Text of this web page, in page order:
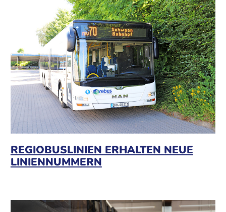
REGIOBUSLINIEN ERHALTEN NEUE
LINIENNUMMERN